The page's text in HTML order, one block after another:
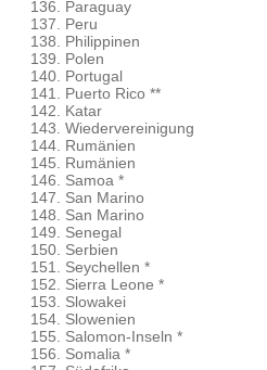
Paraguay
Peru
Philippinen
Polen
Portugal
Puerto Rico **
Katar
Wiedervereinigung
Rumänien
Rumänien
Samoa *
San Marino
San Marino
Senegal
Serbien
Seychellen *
Sierra Leone *
Slowakei
Slowenien
Salomon-Inseln *
Somalia *